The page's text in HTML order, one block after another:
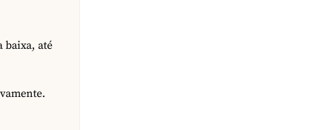
baixa, até